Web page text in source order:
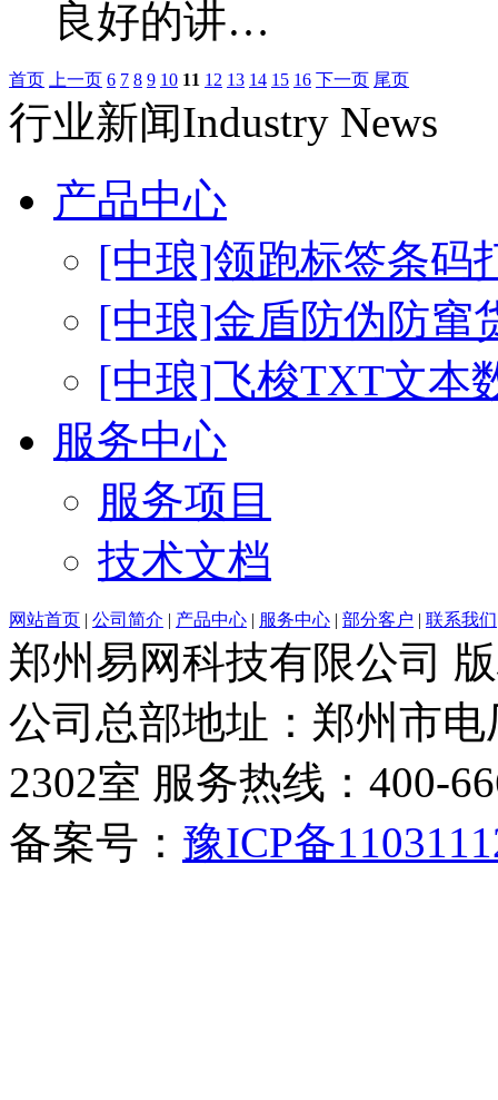
良好的讲…
首页 上一页 6 7 8 9 10 11 12 13 14 15 16 下一页 尾页
行业新闻Industry News
产品中心
[中琅]领跑标签条码
[中琅]金盾防伪防窜
[中琅]飞梭TXT文本
服务中心
服务项目
技术文档
网站首页 | 公司简介 | 产品中心 | 服务中心 | 部分客户 | 联系我们
郑州易网科技有限公司
公司总部地址：郑州市
2302室 服务热线：400-
备案号： 豫ICP备